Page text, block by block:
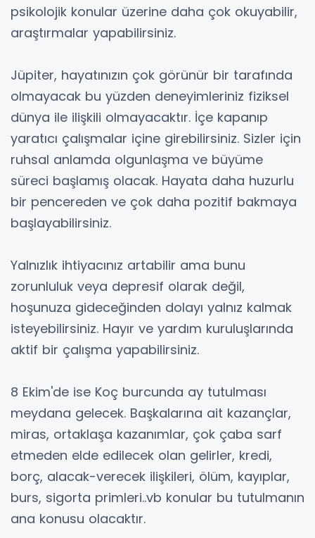
psikolojik konular üzerine daha çok okuyabilir,
araştırmalar yapabilirsiniz.
Jüpiter, hayatınızın çok görünür bir tarafında
olmayacak bu yüzden deneyimleriniz fiziksel
dünya ile ilişkili olmayacaktır. İçe kapanıp
yaratıcı çalışmalar içine girebilirsiniz. Sizler için
ruhsal anlamda olgunlaşma ve büyüme
süreci başlamış olacak. Hayata daha huzurlu
bir pencereden ve çok daha pozitif bakmaya
başlayabilirsiniz.
Yalnızlık ihtiyacınız artabilir ama bunu
zorunluluk veya depresif olarak değil,
hoşunuza gideceğinden dolayı yalnız kalmak
isteyebilirsiniz. Hayır ve yardım kuruluşlarında
aktif bir çalışma yapabilirsiniz.
8 Ekim'de ise Koç burcunda ay tutulması
meydana gelecek. Başkalarına ait kazançlar,
miras, ortaklaşa kazanımlar, çok çaba sarf
etmeden elde edilecek olan gelirler, kredi,
borç, alacak-verecek ilişkileri, ölüm, kayıplar,
burs, sigorta primleri..vb konular bu tutulmanın
ana konusu olacaktır.